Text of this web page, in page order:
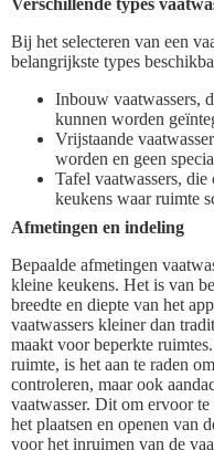
Verschillende types
Bij het selecteren van een
belangrijkste types
Inbouw vaatwassers,
kunnen worden
Vrijstaande
worden en geen
Tafel vaatwassers,
keukens waar ruimte
Afmetingen en indeling
Bepaalde afmetingen
kleine keukens. Het is van
breedte en diepte van het
vaatwassers kleiner dan
maakt voor beperkte
ruimte, is het aan te raden
controleren, maar ook
vaatwasser. Dit om ervoor
het plaatsen en openen van
voor het inruimen van de